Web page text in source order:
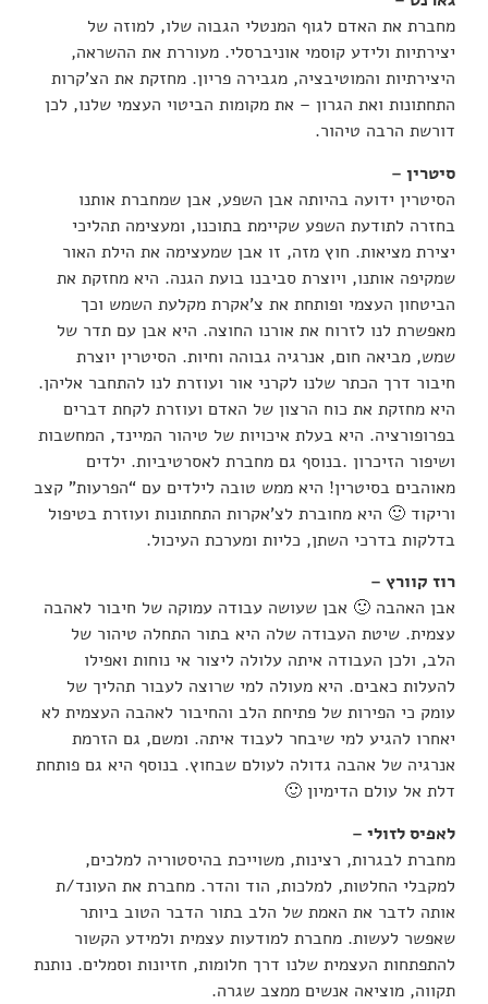
מחברת את האדם לגוף המנטלי הגבוה שלו, למוזה של
יצירתיות ולידע קוסמי אוניברסלי. מעוררת את ההשראה,
היצירתיות והמוטיבציה, מגבירה פריון. מחזקת את הצ’קרות
התחתונות ואת הגרון – את מקומות הביטוי העצמי שלנו, לכן
דורשת הרבה טיהור.
סיטרין –
הסיטרין ידועה בהיותה אבן השפע, אבן שמחברת אותנו
בחזרה לתודעת השפע שקיימת בתוכנו, ומעצימה תהליכי
יצירת מציאות. חוץ מזה, זו אבן שמעצימה את הילת האור
שמקיפה אותנו, ויוצרת סביבנו בועת הגנה. היא מחזקת את
הביטחון העצמי ופותחת את צ’אקרת מקלעת השמש וכך
מאפשרת לנו לזרוח את אורנו החוצה. היא אבן עם תדר של
שמש, מביאה חום, אנרגיה גבוהה וחיות. הסיטרין יוצרת
חיבור דרך הכתר שלנו לקרני אור ועוזרת לנו להתחבר אליהן.
היא מחזקת את כוח הרצון של האדם ועוזרת לקחת דברים
בפרופורציה. היא בעלת איכויות של טיהור המיינד, המחשבות
ושיפור הזיכרון .בנוסף גם מחברת לאסרטיביות. ילדים
מאוהבים בסיטרין! היא ממש טובה לילדים עם “הפרעות” קצב
וריקוד 🙂 היא מחוברת לצ’אקרות התחתונות ועוזרת בטיפול
בדלקות בדרכי השתן, כליות ומערכת העיכול.
רוז קוורץ –
אבן האהבה 🙂 אבן שעושה עבודה עמוקה של חיבור לאהבה
עצמית. שיטת העבודה שלה היא בתור התחלה טיהור של
הלב, ולכן העבודה איתה עלולה ליצור אי נוחות ואפילו
להעלות כאבים. היא מעולה למי שרוצה לעבור תהליך של
עומק כי הפירות של פתיחת הלב והחיבור לאהבה העצמית לא
יאחרו להגיע למי שיבחר לעבוד איתה. ומשם, גם הזרמת
אנרגיה של אהבה גדולה לעולם שבחוץ. בנוסף היא גם פותחת
דלת אל עולם הדימיון 🙂
לאפיס לזולי –
מחברת לבגרות, רצינות, משוייכת בהיסטוריה למלכים,
למקבלי החלטות, למלכות, הוד והדר. מחברת את העונד/ת
אותה לדבר את האמת של הלב בתור הדבר הטוב ביותר
שאפשר לעשות. מחברת למודעות עצמית ולמידע הקשור
להתפתחות העצמית שלנו דרך חלומות, חזיונות וסמלים. נותנת
תקווה, מוציאה אנשים ממצב שגרה.